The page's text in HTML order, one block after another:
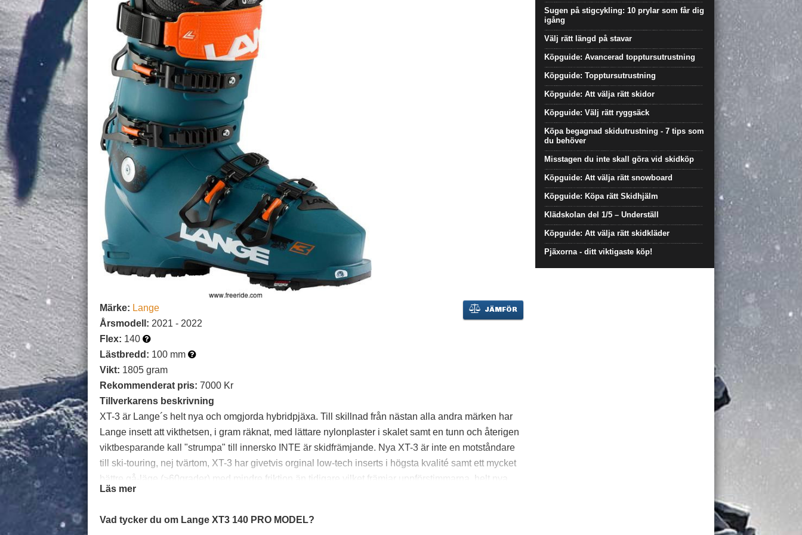
JÄMFÖR
Märke: Lange
Årsmodell: 2021 - 2022
Flex: 140
Lästbredd: 100 mm
Vikt: 1805 gram
Rekommenderat pris: 7000 Kr
Tillverkarens beskrivning
XT-3 är Lange´s helt nya och omgjorda hybridpjäxa. Till skillnad från nästan alla andra märken har
Lange insett att vikthetsen, i gram räknat, med lättare nylonplaster i skalet samt en tunn och återigen
viktbesparande kall "strumpa" till innersko INTE är skidfrämjande. Nya XT-3 är inte en motståndare
till ski-touring, nej tvärtom, XT-3 har givetvis orginal low-tech inserts i högsta kvalité samt ett mycket
bättre gå-läge (>60grader) med mindre friktion än tidigare vilket främjar uppförstimmarna, helt nya
och utbytbara GripWalk sulor, snabbsnörning i den äkta Ultralon-innerskon med trippel densitet som
än alla andra tillverkare: Dual Core PU - alltså samma kvalité på plasten som riktiga alpina
Läs mer
Vad tycker du om Lange XT3 140 PRO MODEL?
Sugen på stigcykling: 10 prylar som får dig
igång
Välj rätt längd på stavar
Köpguide: Avancerad topptursutrustning
Köpguide: Topptursutrustning
Köpguide: Att välja rätt skidor
Köpguide: Välj rätt ryggsäck
Köpa begagnad skidutrustning - 7 tips som
du behöver
Misstagen du inte skall göra vid skidköp
Köpguide: Att välja rätt snowboard
Köpguide: Köpa rätt Skidhjälm
Klädskolan del 1/5 – Underställ
Köpguide: Att välja rätt skidkläder
Pjäxorna - ditt viktigaste köp!